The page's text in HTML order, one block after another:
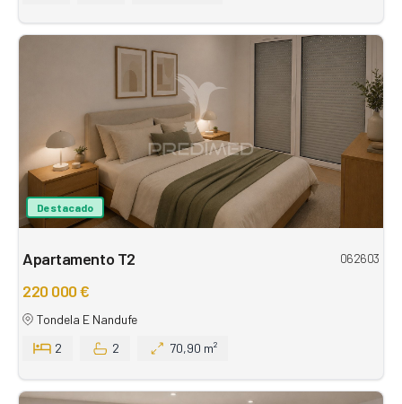
Destacado
Apartamento T2 062603
220 000 €
Tondela E Nandufe
2
2 70,90 m²